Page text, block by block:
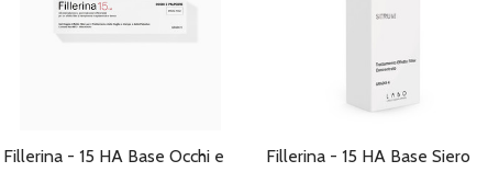
Fillerina - 15 HA Base Occhi e
Fillerina - 15 HA Base Siero